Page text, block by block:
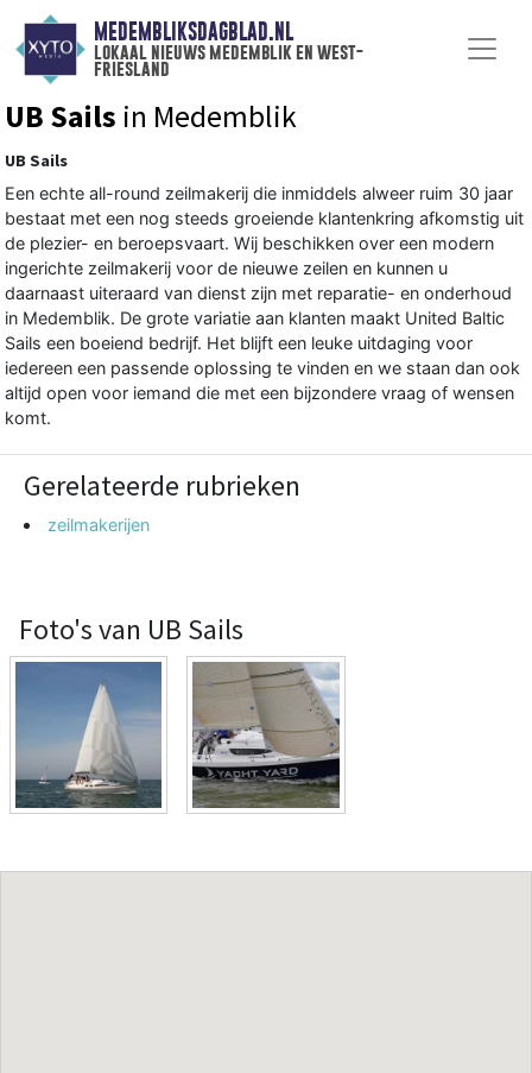
MEDEMBLIKSDAGBLAD.NL
lokaal nieuws medemblik en west-
friesland
UB Sails in Medemblik
UB Sails
Een echte all-round zeilmakerij die inmiddels alweer ruim 30 jaar
bestaat met een nog steeds groeiende klantenkring afkomstig uit
de plezier- en beroepsvaart. Wij beschikken over een modern
ingerichte zeilmakerij voor de nieuwe zeilen en kunnen u
daarnaast uiteraard van dienst zijn met reparatie- en onderhoud
in Medemblik. De grote variatie aan klanten maakt United Baltic
Sails een boeiend bedrijf. Het blijft een leuke uitdaging voor
iedereen een passende oplossing te vinden en we staan dan ook
altijd open voor iemand die met een bijzondere vraag of wensen
komt.
Gerelateerde rubrieken
zeilmakerijen
Foto's van UB Sails